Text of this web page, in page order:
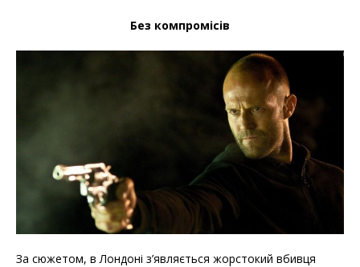
Без компромісів
За сюжетом, в Лондоні з’являється жорстокий вбивця